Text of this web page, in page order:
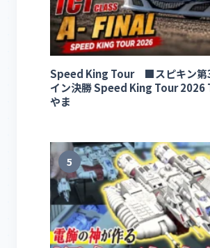
Speed King Tour ■スピキン第3
イン決勝 Speed King Tour 2026
やま
5